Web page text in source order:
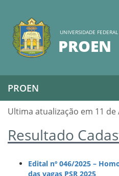
UNIVERSIDADE
PROEN
PROEN
Ultima atualização em 11 de
Resultado
Edital nº 046/2025 –
das vagas PSR 2025